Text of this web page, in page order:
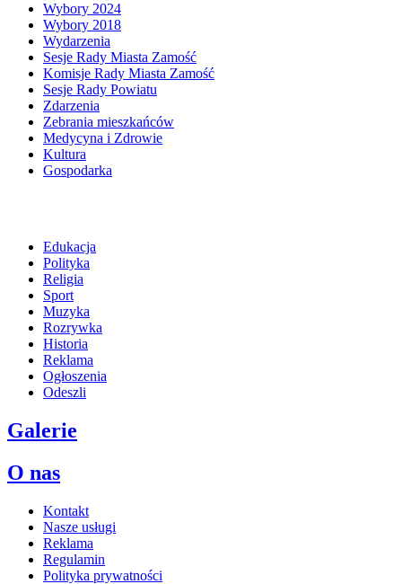
Wybory 2024
Wybory 2018
Wydarzenia
Sesje Rady Miasta Zamość
Komisje Rady Miasta Zamość
Sesje Rady Powiatu
Zdarzenia
Zebrania mieszkańców
Medycyna i Zdrowie
Kultura
Gospodarka
Edukacja
Polityka
Religia
Sport
Muzyka
Rozrywka
Historia
Reklama
Ogłoszenia
Odeszli
Galerie
O nas
Kontakt
Nasze usługi
Reklama
Regulamin
Polityka prywatności